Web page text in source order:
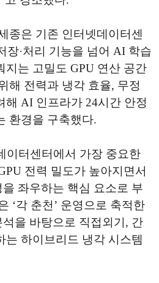
종은 기존 인터넷데이터센
장·처리 기능을 넘어 AI 학습
지는 고밀도 GPU 연산 공간
해 전력과 냉각 효율, 무정
해 AI 인프라가 24시간 안정
환경을 구축했다.
이터센터에서 가장 중요한
전력 밀도가 높아지면서
좌우하는 핵심 요소로 부
‘각 춘천’ 운영으로 축적한
을 바탕으로 직접외기, 간
는 하이브리드 냉각 시스템